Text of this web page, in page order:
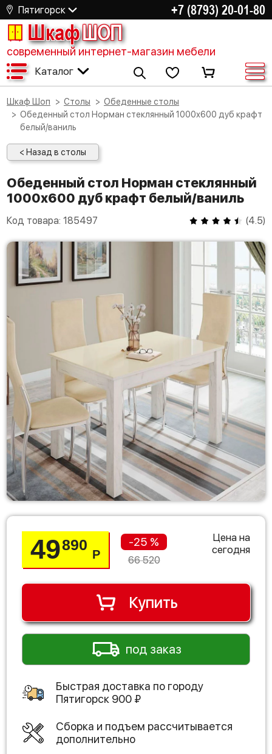
Пятигорск +7 (8793) 20-01-80
ШкафШОП
современный интернет-магазин мебели
Каталог
Шкаф Шоп Столы
Обеденные столы
Обеденный стол Норман стеклянный 1000х600 дуб крафт
белый/ваниль
< Назад в столы
Обеденный стол Норман стеклянный
1000х600 дуб крафт белый/ваниль
Код товара: 185497 (4.5)
49890
Р
-25 %
66 520
Цена на
сегодня
Купить
под заказ
Быстрая доставка по городу
Пятигорск 900 ₽
Сборка и подъем рассчитывается
дополнительно